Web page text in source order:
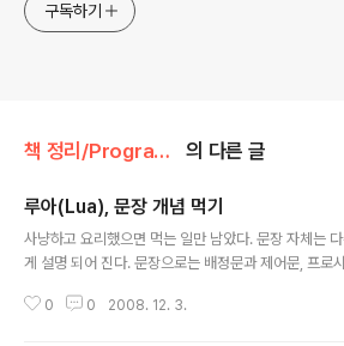
구독하기
책 정리/Programming in Lua 의 다른 글
루아(Lua), 문장 개념 먹기
사냥하고 요리했으면 먹는 일만 남았다. 문장 자체는
게 설명 되어 진다. 문장으로는 배정문과 제어문, 프로
드 : http://www.lua.org/pil/4.1.html 변수에 값을 배
0 0 2008. 12. 3.